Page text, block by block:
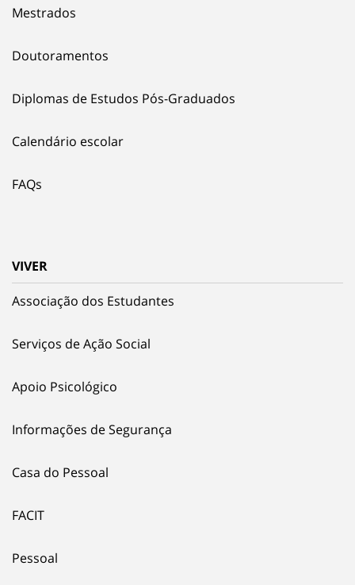
Mestrados
Doutoramentos
Diplomas de Estudos Pós-Graduados
Calendário escolar
FAQs
VIVER
Associação dos Estudantes
Serviços de Ação Social
Apoio Psicológico
Informações de Segurança
Casa do Pessoal
FACIT
Pessoal